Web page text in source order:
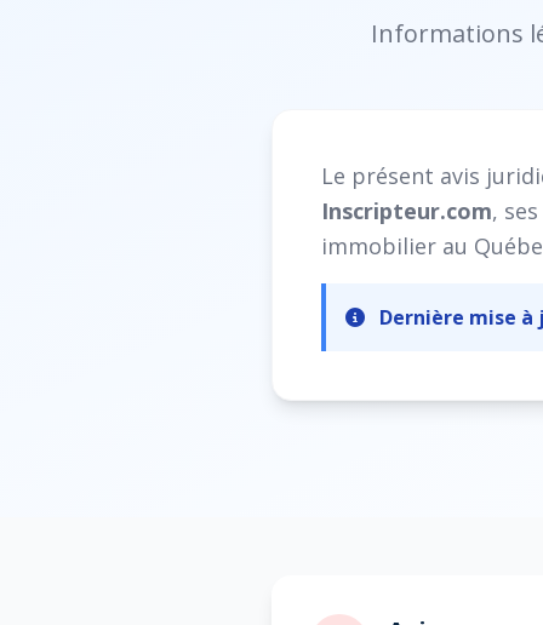
Informations
Le présent avis
Inscripteur.com,
immobilier au
Dernière mise à